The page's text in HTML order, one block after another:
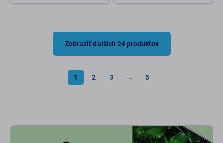
Zobraziť ďalších 24 produktov
1 2 3 ⋯ 5